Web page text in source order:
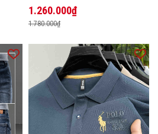
1.260.000₫
1.780.000₫